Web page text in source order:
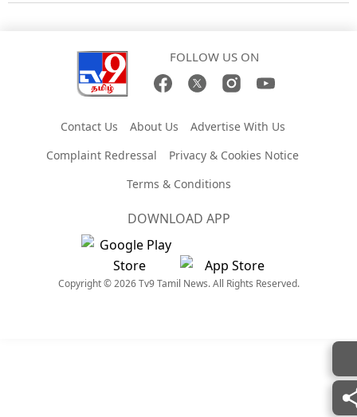
FOLLOW US ON
Contact Us About Us
Advertise With Us
Complaint Redressal
Privacy & Cookies Notice
Terms & Conditions
DOWNLOAD APP
Copyright © 2026 Tv9 Tamil News. All Rights Reserved.